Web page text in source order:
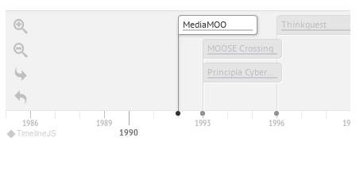
MediaMOO
MOOSE Crossing
Principia Cybernetica Web
Thinkquest
1990
1986 1989 1993 1996
TimelineJS